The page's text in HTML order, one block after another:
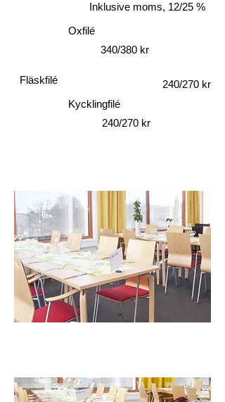
Inklusive moms, 12/25 %
Oxfilé
340/380 kr
Fläskfilé
240/270 kr
Kycklingfilé
240/270 kr